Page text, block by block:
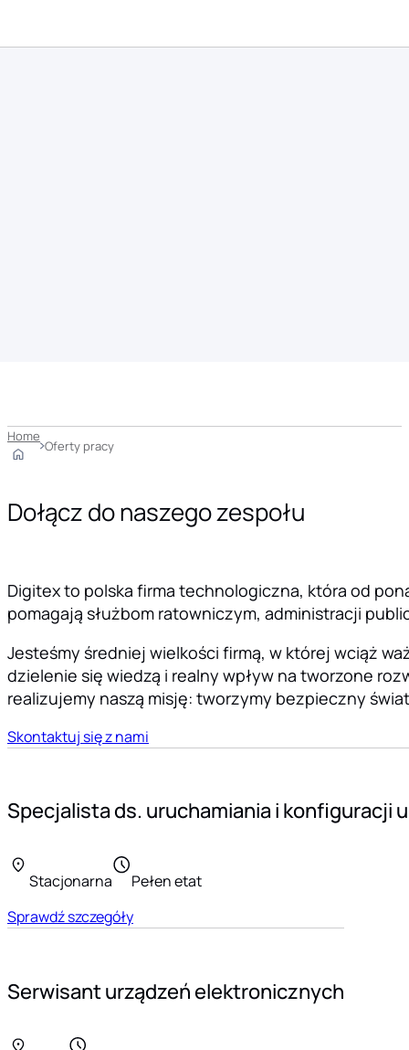
Home
Oferty pracy
Dołącz do naszego zespołu
Digitex to polska firma technologiczna, która od
pomagają służbom ratowniczym, administracji
Jesteśmy średniej wielkości firmą, w której wciąż
dzielenie się wiedzą i realny wpływ na tworzone
realizujemy naszą misję: tworzymy bezpieczny
Skontaktuj się z nami
Specjalista ds. uruchamiania i konfiguracji
Stacjonarna
Pełen etat
Sprawdź szczegóły
Serwisant urządzeń elektronicznych